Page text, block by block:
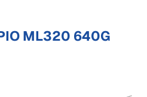
ML320 640G